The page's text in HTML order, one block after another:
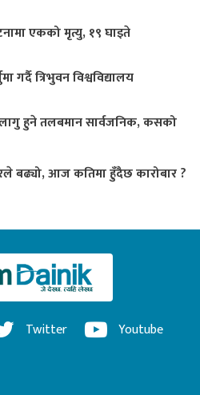
एकको मृत्यु, १९ घाइते
गर्दै त्रिभुवन विश्वविद्यालय
हुने तलबमान सार्वजनिक, कसको
बढ्यो, आज कतिमा हुँदैछ कारोबार ?
Twitter Youtube